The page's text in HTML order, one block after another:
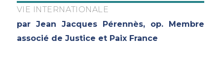
VIE INTERNATIONALE
par Jean Jacques Pérennès, op. Membre
associé de Justice et Paix France